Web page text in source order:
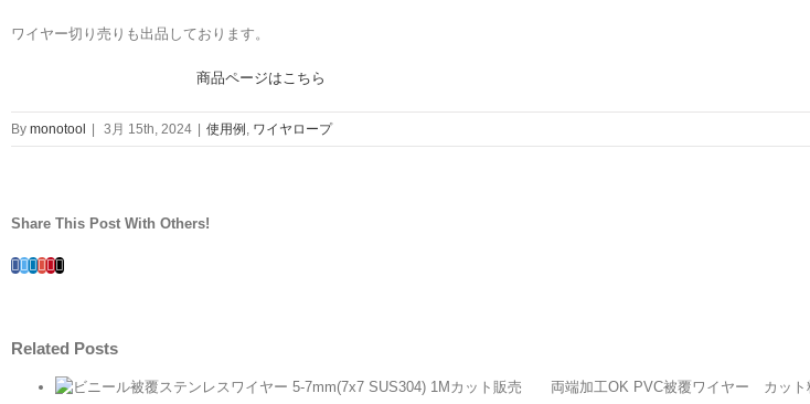
ワイヤー切り売りも出品しております。
商品ページはこちら
By monotool 3月 15th, 2024 使用例 , ワイヤロープ
Share This Post With Others!
Facebook
Twitter
Linkedin
Google+
Pinterest
Email
Related Posts